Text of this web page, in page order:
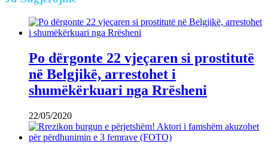
Po dërgonte 22 vjeçaren si prostitutë
në Belgjikë, arrestohet i
shumëkërkuari nga Rrësheni
22/05/2020